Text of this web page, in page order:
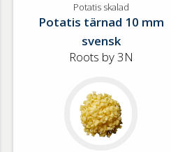
skalad
Potatis skalad
Potatis tärnad 10 mm
svensk
Roots by 3N